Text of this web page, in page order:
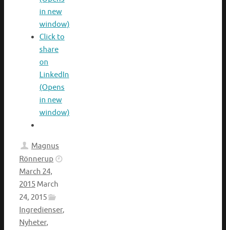
in new
window)
Click to
share
on
LinkedIn
(Opens
in new
window)
Magnus
Rönnerup
March 24,
2015 March
24, 2015
Ingredienser,
Nyheter,